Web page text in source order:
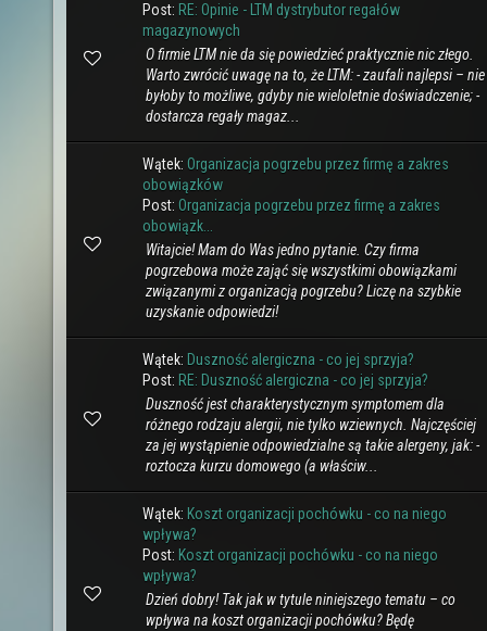
Post: RE: Opinie - LTM dystrybutor regałów
magazynowych
O firmie LTM nie da się powiedzieć praktycznie nic złego.
Warto zwrócić uwagę na to, że LTM: - zaufali najlepsi – nie
byłoby to możliwe, gdyby nie wieloletnie doświadczenie; -
dostarcza regały magaz...
Wątek: Organizacja pogrzebu przez firmę a zakres
obowiązków
Post: Organizacja pogrzebu przez firmę a zakres
obowiązk...
Witajcie! Mam do Was jedno pytanie. Czy firma
pogrzebowa może zająć się wszystkimi obowiązkami
związanymi z organizacją pogrzebu? Liczę na szybkie
uzyskanie odpowiedzi!
Wątek: Duszność alergiczna - co jej sprzyja?
Post: RE: Duszność alergiczna - co jej sprzyja?
Duszność jest charakterystycznym symptomem dla
różnego rodzaju alergii, nie tylko wziewnych. Najczęściej
za jej wystąpienie odpowiedzialne są takie alergeny, jak: -
roztocza kurzu domowego (a właściw...
Wątek: Koszt organizacji pochówku - co na niego
wpływa?
Post: Koszt organizacji pochówku - co na niego
wpływa?
Dzień dobry! Tak jak w tytule niniejszego tematu – co
wpływa na koszt organizacji pochówku? Będę